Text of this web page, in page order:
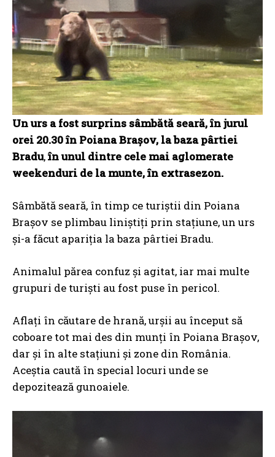
Un urs a fost surprins sâmbătă seară, în jurul
orei 20.30 în Poiana Brașov, la baza pârtiei
Bradu,în unul dintre cele mai aglomerate
weekenduri de la munte, în extrasezon.
Sâmbătă seară, în timp ce turiștii din Poiana
Brașov se plimbau liniștiți prin stațiune, un urs
și-a făcut apariția la baza pârtiei Bradu.
Animalul părea confuz și agitat, iar mai multe
grupuri de turiști au fost puse în pericol.
Aflaţi în căutare de hrană, urşii au început să
coboare tot mai des din munţi în Poiana Braşov,
dar și în alte stațiuni și zone din România.
Aceștia caută în special locuri unde se
depozitează gunoaiele.